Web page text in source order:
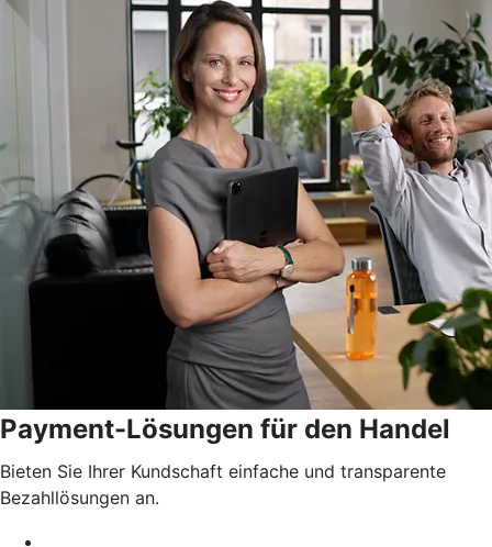
Payment-Lösungen für den Handel
Bieten Sie Ihrer Kundschaft einfache und transparente
Bezahllösungen an.